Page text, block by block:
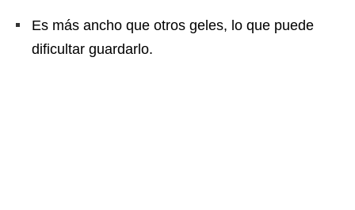
Es más ancho que otros geles, lo que puede
dificultar guardarlo.